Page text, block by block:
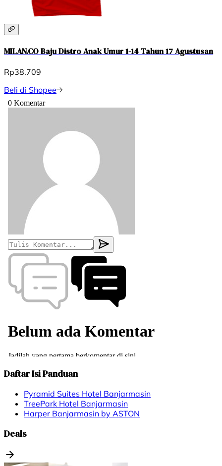
MILAN.CO Baju Distro Anak Umur 1-14 Tahun 17 Agustusan
Rp38.709
Beli di Shopee
Daftar Isi Panduan
Pyramid Suites Hotel Banjarmasin
TreePark Hotel Banjarmasin
Harper Banjarmasin by ASTON
Deals